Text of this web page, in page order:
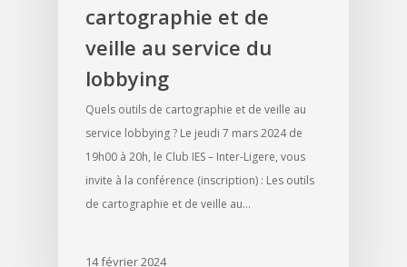
cartographie et de
veille au service du
lobbying
Quels outils de cartographie et de veille au
service lobbying ? Le jeudi 7 mars 2024 de
19h00 à 20h, le Club IES – Inter-Ligere, vous
invite à la conférence (inscription) : Les outils
de cartographie et de veille au…
14 février 2024